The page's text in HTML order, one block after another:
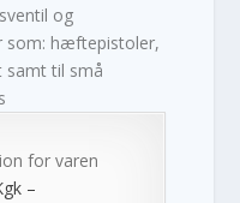
og
som: hæftepistoler,
samt til små
for varen
–